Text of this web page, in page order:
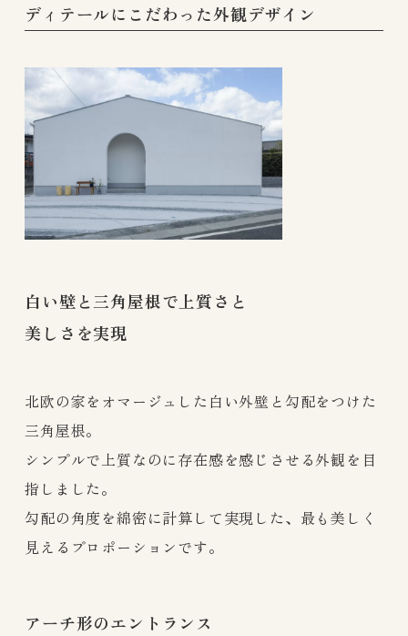
ディテールにこだわった外観デザイン
白い壁と三角屋根で上質さと
美しさを実現
北欧の家をオマージュした白い外壁と勾配をつけた
三角屋根。
シンプルで上質なのに存在感を感じさせる外観を目
指しました。
勾配の角度を綿密に計算して実現した、最も美しく
見えるプロポーションです。
アーチ形のエントランス